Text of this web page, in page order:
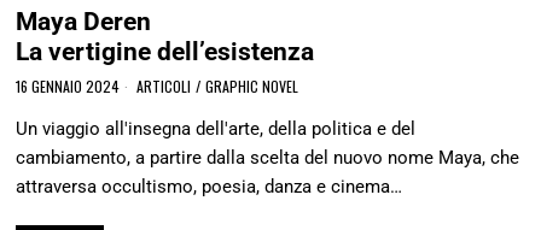
Maya Deren
La vertigine dell’esistenza
16 GENNAIO 2024 ARTICOLI / GRAPHIC NOVEL
Un viaggio all'insegna dell'arte, della politica e del
cambiamento, a partire dalla scelta del nuovo nome Maya, che
attraversa occultismo, poesia, danza e cinema…